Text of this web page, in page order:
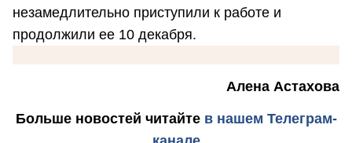
незамедлительно приступили к работе и
продолжили ее 10 декабря.
Алена Астахова
Больше новостей читайте в нашем Телеграм-